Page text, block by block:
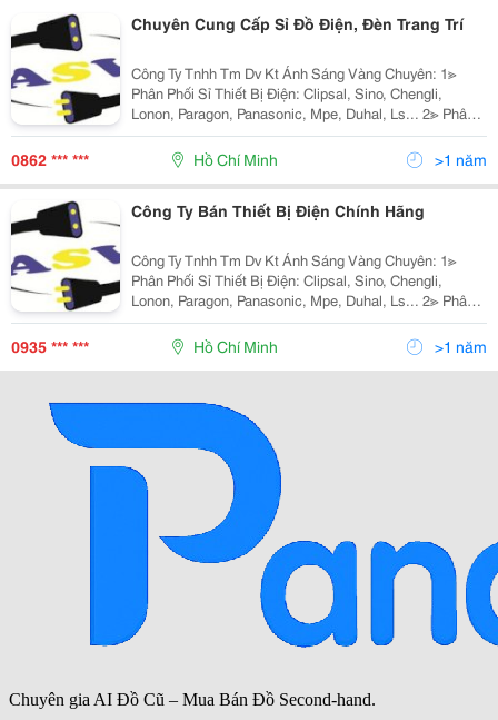
Chuyên Cung Cấp Sỉ Đồ Điện, Đèn Trang Trí
Công Ty Tnhh Tm Dv Kt Ánh Sáng Vàng Chuyên: 1≫
Phân Phối Sỉ Thiết Bị Điện: Clipsal, Sino, Chengli,
Lonon, Paragon, Panasonic, Mpe, Duhal, Ls... 2≫ Phân
Phối Đèn Chiếu Sáng Nội Ngoại Thất: Nét Việt, Euro,
Sano, Quốc Ngọc, 168 Lighting, Kim Lo
0862 *** *** Hồ Chí Minh >1 năm
Công Ty Bán Thiết Bị Điện Chính Hãng
Công Ty Tnhh Tm Dv Kt Ánh Sáng Vàng Chuyên: 1≫
Phân Phối Sỉ Thiết Bị Điện: Clipsal, Sino, Chengli,
Lonon, Paragon, Panasonic, Mpe, Duhal, Ls... 2≫ Phân
Phối Đèn Chiếu Sáng Nội Ngoại Thất: Nét Việt, Euro,
Sano, Quốc Ngọc, 168 Lighting, Kim Lo
0935 *** *** Hồ Chí Minh >1 năm